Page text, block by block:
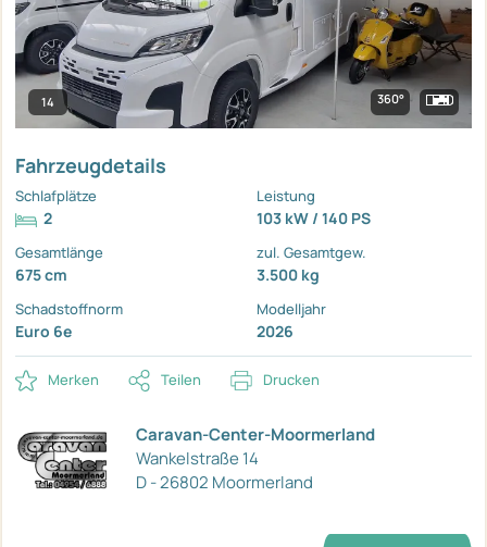
14 360°
Fahrzeugdetails
Schlafplätze
2
Leistung
103 kW / 140 PS
Gesamtlänge
675 cm
zul. Gesamtgew.
3.500 kg
Schadstoffnorm
Euro 6e
Modelljahr
2026
Merken Teilen Drucken
Caravan-Center-Moormerland
Wankelstraße 14
D - 26802 Moormerland